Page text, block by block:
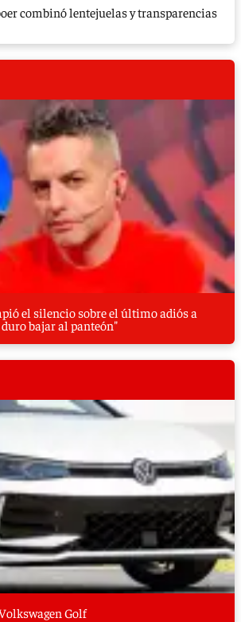
combinó lentejuelas y transparencias
el silencio sobre el último adiós a
bajar al panteón"
Golf